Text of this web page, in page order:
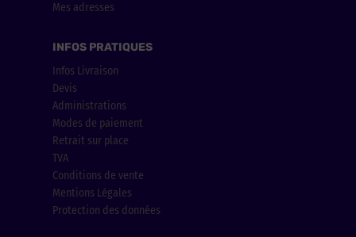
Mes adresses
INFOS PRATIQUES
Infos Livraison
Devis
Administrations
Modes de paiement
Retrait sur place
TVA
Conditions de vente
Mentions Légales
Protection des données